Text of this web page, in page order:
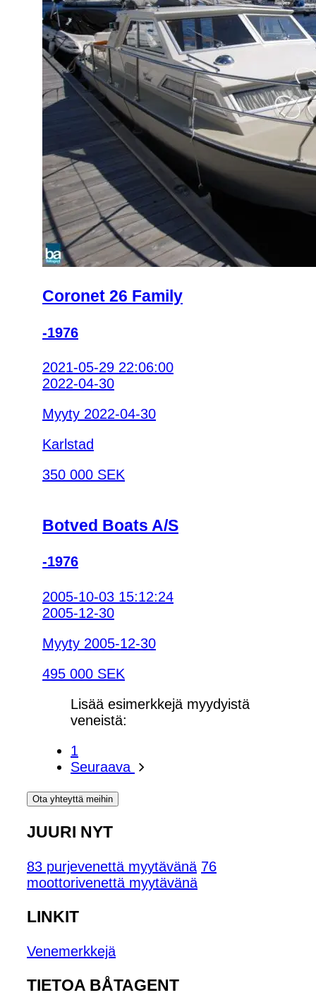
Coronet 26 Family
-1976
2021-05-29 22:06:00
2022-04-30
Myyty 2022-04-30
Karlstad
350 000 SEK
Botved Boats A/S
-1976
2005-10-03 15:12:24
2005-12-30
Myyty 2005-12-30
495 000 SEK
Lisää esimerkkejä myydyistä
veneistä:
1
Seuraava
Ota yhteyttä meihin
JUURI NYT
83 purjevenettä myytävänä 76
moottorivenettä myytävänä
LINKIT
Venemerkkejä
TIETOA BÅTAGENT